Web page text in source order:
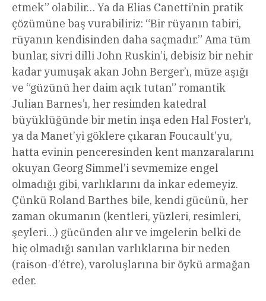
etmek” olabilir… Ya da Elias Canetti’nin pratik
çözümüne baş vurabiliriz: “Bir rüyanın tabiri,
rüyanın kendisinden daha saçmadır.” Ama tüm
bunlar, sivri dilli John Ruskin’i, debisiz bir nehir
kadar yumuşak akan John Berger’ı, müze aşığı
ve “güzünü her daim açık tutan” romantik
Julian Barnes’ı, her resimden katedral
büyüklüğünde bir metin inşa eden Hal Foster’ı,
ya da Manet’yi göklere çıkaran Foucault’yu,
hatta evinin penceresinden kent manzaralarını
okuyan Georg Simmel’i sevmemize engel
olmadığı gibi, varlıklarını da inkar edemeyiz.
Çünkü Roland Barthes bile, kendi gücünü, her
zaman okumanın (kentleri, yüzleri, resimleri,
şeyleri…) gücünden alır ve imgelerin belki de
hiç olmadığı sanılan varlıklarına bir neden
(raison-d’étre), varoluşlarına bir öykü armağan
eder.